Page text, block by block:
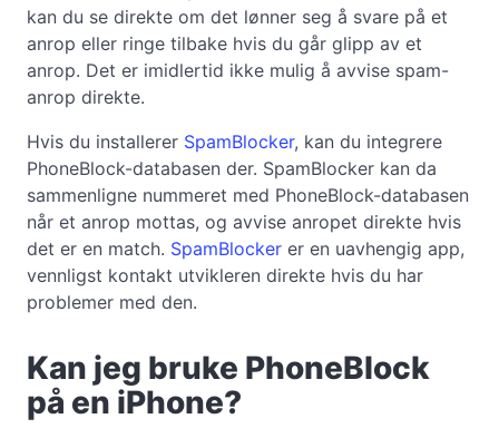
kan du se direkte om det lønner seg å svare på et
anrop eller ringe tilbake hvis du går glipp av et
anrop. Det er imidlertid ikke mulig å avvise spam-
anrop direkte.
Hvis du installerer SpamBlocker, kan du integrere
PhoneBlock-databasen der. SpamBlocker kan da
sammenligne nummeret med PhoneBlock-databasen
når et anrop mottas, og avvise anropet direkte hvis
det er en match. SpamBlocker er en uavhengig app,
vennligst kontakt utvikleren direkte hvis du har
problemer med den.
Kan jeg bruke PhoneBlock
på en iPhone?